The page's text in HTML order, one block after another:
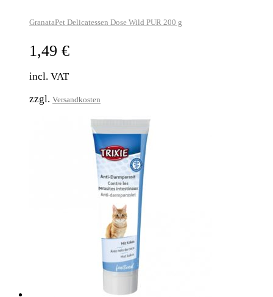
GranataPet Delicatessen Dose Wild PUR 200 g
1,49 €
incl. VAT
zzgl. Versandkosten